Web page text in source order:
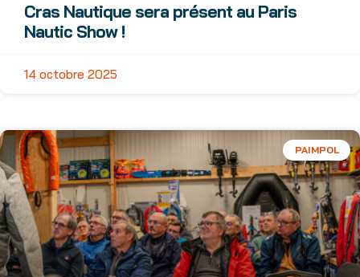
Cras Nautique sera présent au Paris
Nautic Show !
14 octobre 2025
PAIMPOL